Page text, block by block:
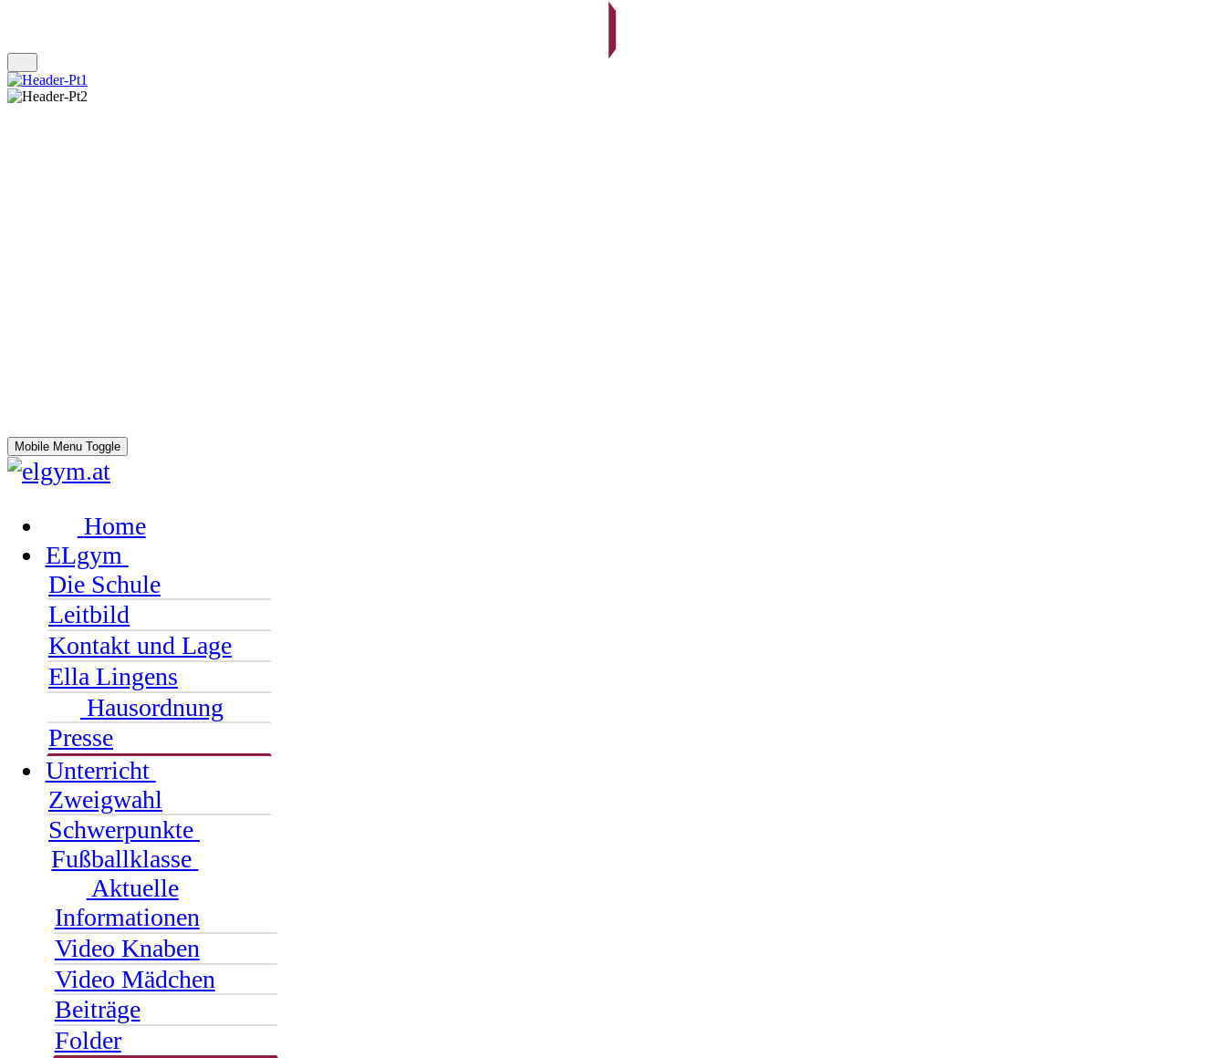
Mobile Menu Toggle
Home
ELgym
Die Schule
Leitbild
Kontakt und Lage
Ella Lingens
Hausordnung
Presse
Unterricht
Zweigwahl
Schwerpunkte
Fußballklasse
Aktuelle
Informationen
Video Knaben
Video Mädchen
Beiträge
Folder